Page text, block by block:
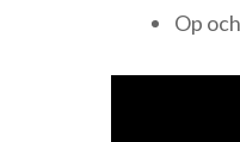
Op